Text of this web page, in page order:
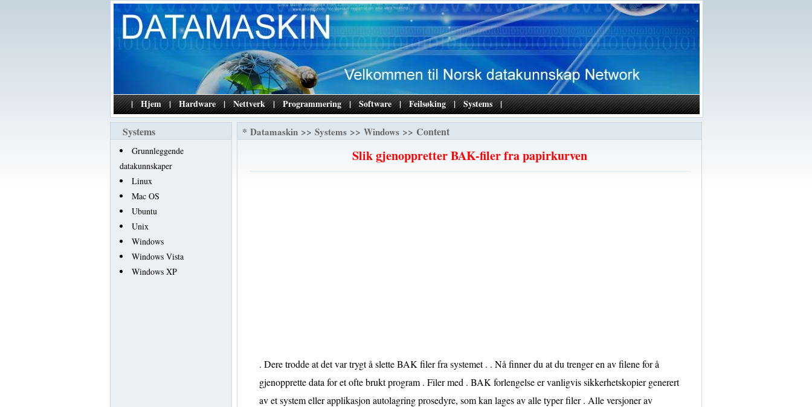
| Hjem | Hardware | Nettverk | Programmering | Software | Feilsøking | Systems |
Systems
Grunnleggende
datakunnskaper
Linux
Mac OS
Ubuntu
Unix
Windows
Windows Vista
Windows XP
* Datamaskin >> Systems >> Windows >> Content
Slik gjenoppretter BAK-filer fra papirkurven
. Dere trodde at det var trygt å slette BAK filer fra systemet . . Nå finner du at du trenger en av filene for å
gjenopprette data for et ofte brukt program . Filer med . BAK forlengelse er vanligvis sikkerhetskopier generert
av et system eller applikasjon autolagring prosedyre, som kan lages av alle typer filer . Alle versjoner av